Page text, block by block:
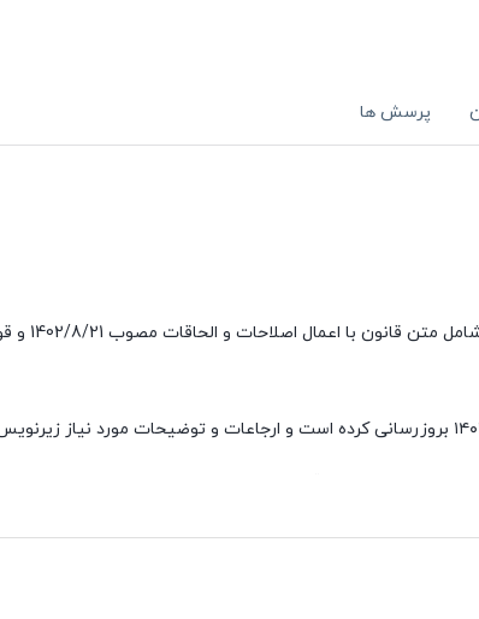
پرسش ها
متن قانون با اعمال اصلاحات و الحاقات مصوب 1402/8/21 و قوانین و مقررات مرتبط